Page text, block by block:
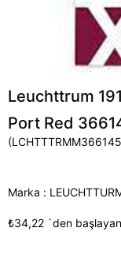
Leuchttrum
Port Red
Marka :
₺34,22 `den